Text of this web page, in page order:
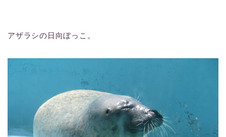
アザラシの日向ぼっこ。